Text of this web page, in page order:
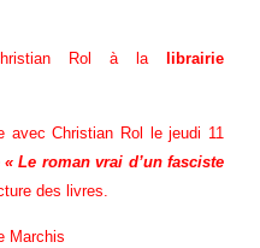
Rol à la
librairie
avec Christian Rol le jeudi 11
« Le roman vrai d’un fasciste
des livres.
Marchis